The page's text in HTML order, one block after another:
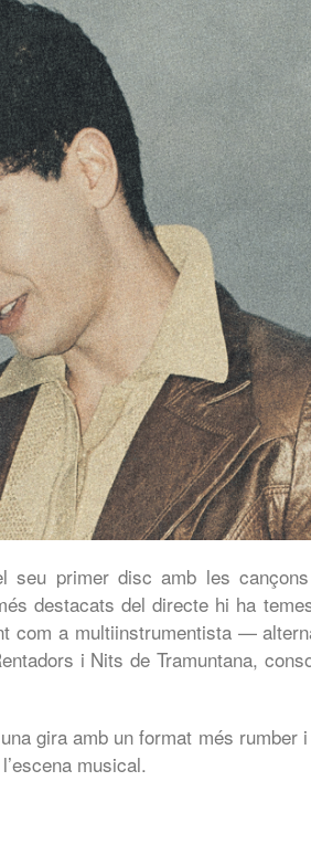
seu primer disc amb les
destacats del directe hi ha
com a multiinstrumentista —
i Nits de Tramuntana,
gira amb un format més
musical.